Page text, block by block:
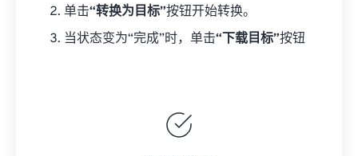
单击“转换为目标”按钮开始转换。
当状态变为“完成”时，单击“下载目标”按钮